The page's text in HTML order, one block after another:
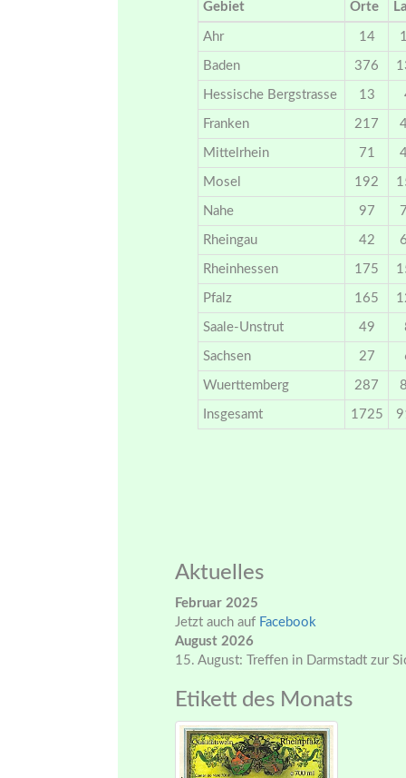
Gebiet Orte
Ahr 14
Baden 376
Hessische Bergstrasse 13
Franken 217
Mittelrhein 71
Mosel 192
Nahe 97
Rheingau 42
Rheinhessen 175
Pfalz 165
Saale-Unstrut 49
Sachsen 27
Wuerttemberg 287
Insgesamt 1725
Aktuelles
Februar 2025
Jetzt auch auf Facebook
August 2026
15. August: Treffen in Darmstadt zur
Etikett des Monats